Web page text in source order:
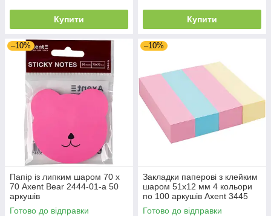
Купити Купити
–10%
Папір із липким шаром 70 х
70 Axent Bear 2444-01-a 50
аркушів
Готово до відправки
–10%
Закладки паперові з клейким
шаром 51х12 мм 4 кольори
по 100 аркушів Axent 3445
Готово до відправки